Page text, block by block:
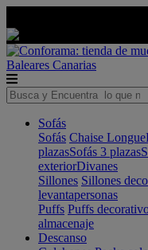
Baleares Canarias
Sofás
Sofás Chaise Longue
plazasSofás 3 plazas
exteriorDivanes
Sillones Sillones
levantapersonas
Puffs Puffs
almacenaje
Descanso